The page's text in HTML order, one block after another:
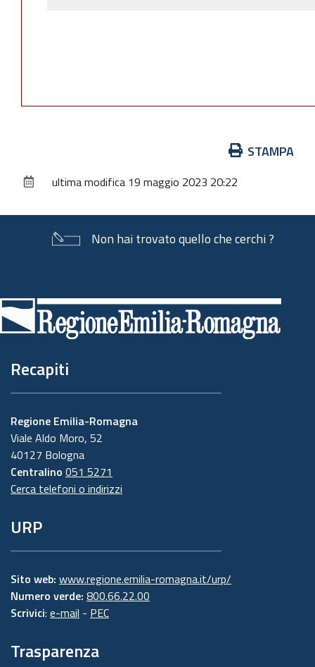
documento
STAMPA
ultima modifica 19 maggio 2023 20:22
Non hai trovato quello che cerchi ?
di
pagina
Recapiti
Regione Emilia-Romagna
Viale Aldo Moro, 52
40127 Bologna
Centralino 051 5271
Cerca telefoni o indirizzi
URP
Sito web: www.regione.emilia-romagna.it/urp/
Numero verde: 800.66.22.00
Scrivici: e-mail - PEC
Trasparenza